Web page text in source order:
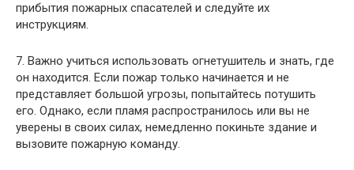
прибытия пожарных спасателей и следуйте их
инструкциям.
7. Важно учиться использовать огнетушитель и знать, где
он находится. Если пожар только начинается и не
представляет большой угрозы, попытайтесь потушить
его. Однако, если пламя распространилось или вы не
уверены в своих силах, немедленно покиньте здание и
вызовите пожарную команду.